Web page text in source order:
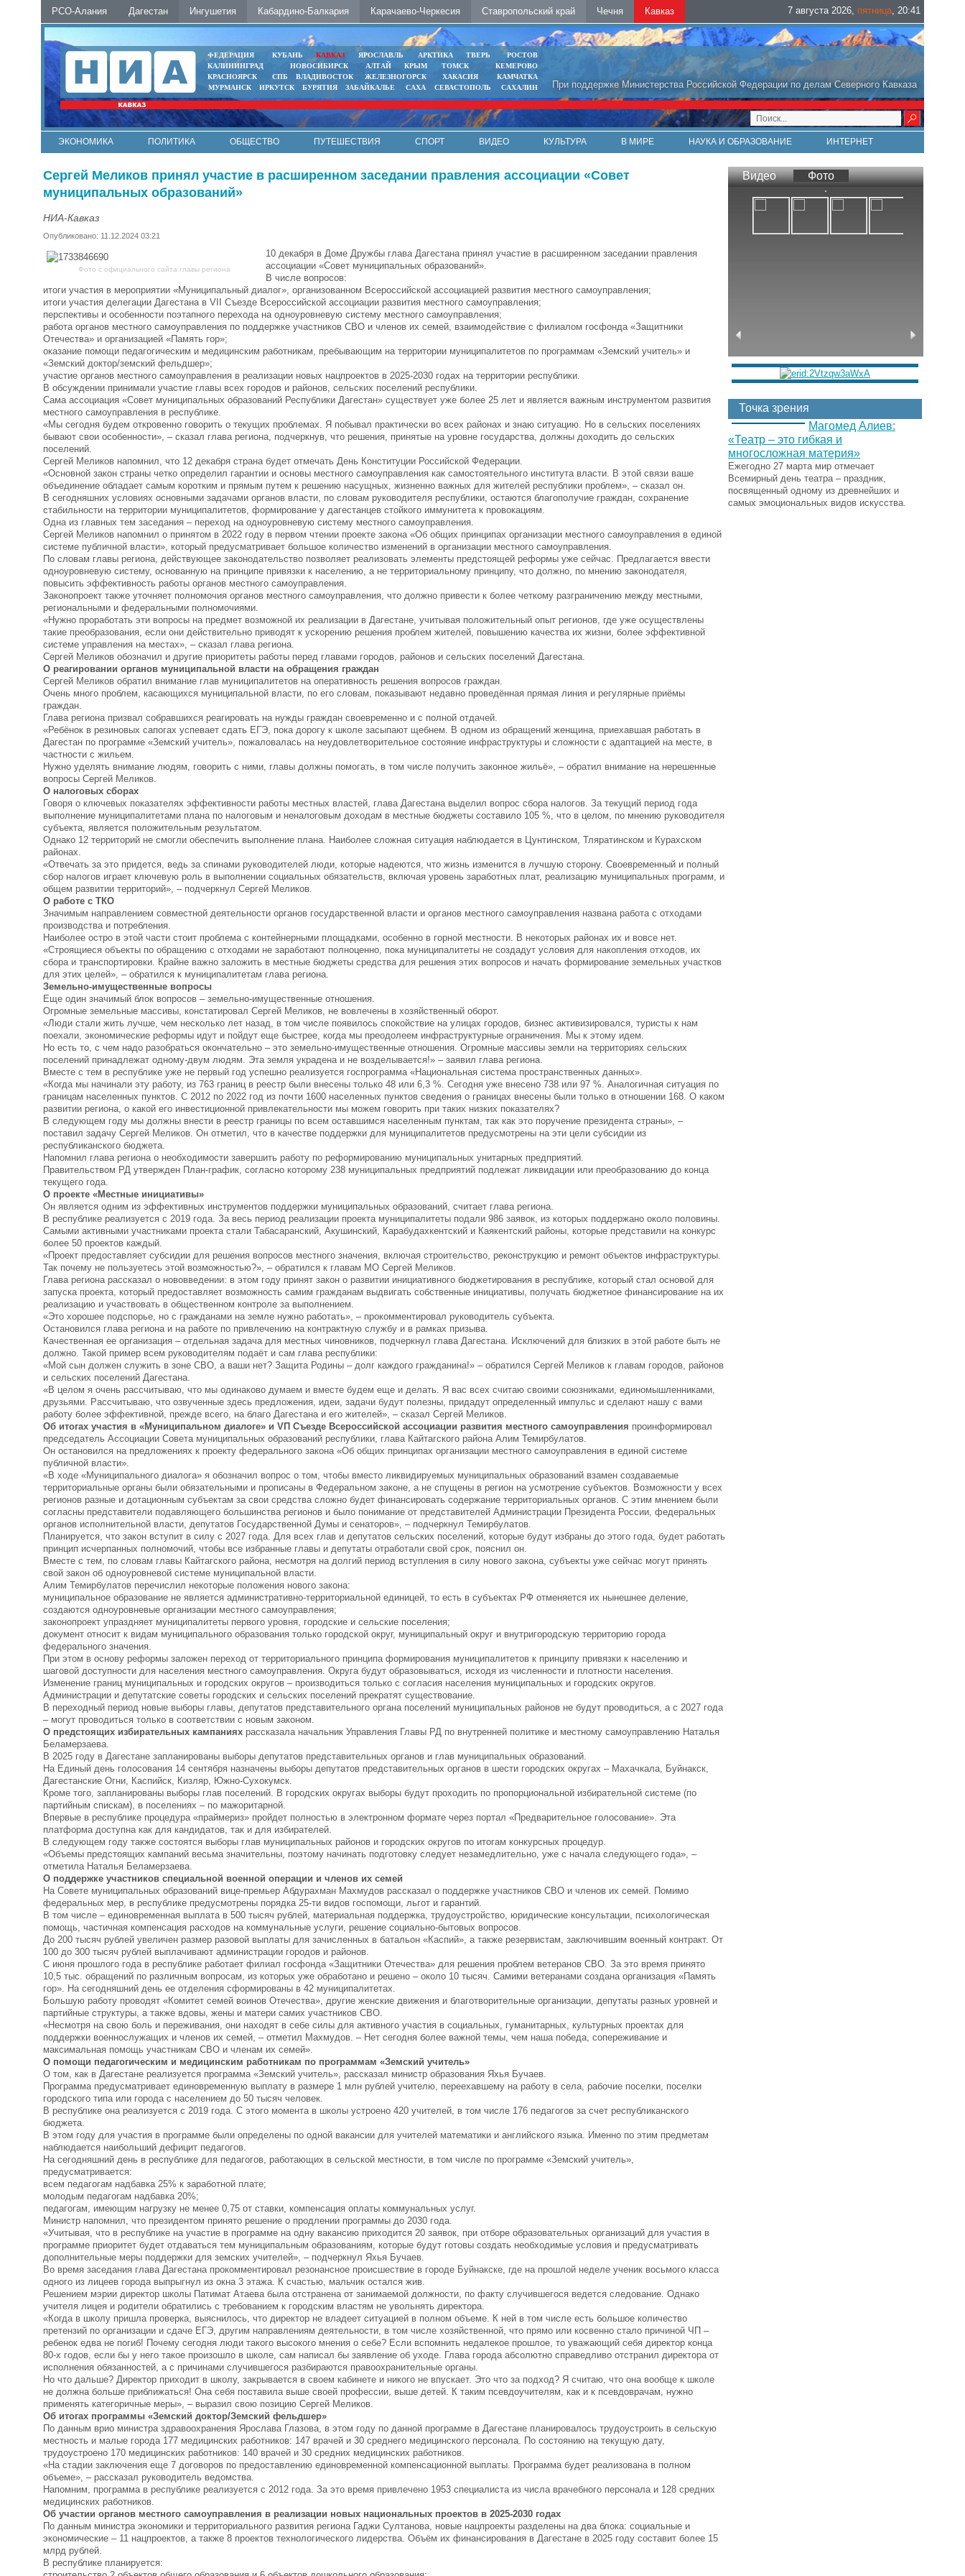
РСО-Алания Дагестан Ингушетия Кабардино-Балкария Карачаево-Черкесия Ставропольский край Чечня Кавказ 7 августа 2026, пятница, 20:41
При поддержке Министерства Российской Федерации по делам Северного Кавказа
ФЕДЕРАЦИЯ КУБАНЬ КАВКАЗ ЯРОСЛАВЛЬ АРКТИКА ТВЕРЬ
РОСТОВ
КАЛИНИНГРАД
НОВОСИБИРСК АЛТАЙ КРЫМ ТОМСК
КЕМЕРОВО
КРАСНОЯРСК
СПБ ВЛАДИВОСТОК ЖЕЛЕЗНОГОРСК ХАКАСИЯ
КАМЧАТКА
МУРМАНСК
ИРКУТСК БУРЯТИЯ ЗАБАЙКАЛЬЕ САХА СЕВАСТОПОЛЬ САХАЛИН
ЭКОНОМИКА ПОЛИТИКА ОБЩЕСТВО ПУТЕШЕСТВИЯ СПОРТ ВИДЕО КУЛЬТУРА В МИРЕ НАУКА И ОБРАЗОВАНИЕ
ИНТЕРНЕТ
Сергей Меликов принял участие в расширенном заседании правления ассоциации «Совет
муниципальных образований»
НИА-Кавказ
Опубликовано: 11.12.2024 03:21
Фото с официального сайта главы региона
10 декабря в Доме Дружбы глава Дагестана принял участие в расширенном заседании правления
ассоциации «Совет муниципальных образований».
В числе вопросов:
итоги участия в мероприятии «Муниципальный диалог», организованном Всероссийской ассоциацией развития местного самоуправления;
итоги участия делегации Дагестана в VII Съезде Всероссийской ассоциации развития местного самоуправления;
перспективы и особенности поэтапного перехода на одноуровневую систему местного самоуправления;
работа органов местного самоуправления по поддержке участников СВО и членов их семей, взаимодействие с филиалом госфонда «Защитники
Отечества» и организацией «Память гор»;
оказание помощи педагогическим и медицинским работникам, пребывающим на территории муниципалитетов по программам «Земский учитель» и
«Земский доктор/земский фельдшер»;
участие органов местного самоуправления в реализации новых нацпроектов в 2025-2030 годах на территории республики.
В обсуждении принимали участие главы всех городов и районов, сельских поселений республики.
Сама ассоциация «Совет муниципальных образований Республики Дагестан» существует уже более 25 лет и является важным инструментом развития
местного самоуправления в республике.
«Мы сегодня будем откровенно говорить о текущих проблемах. Я побывал практически во всех районах и знаю ситуацию. Но в сельских поселениях
бывают свои особенности», – сказал глава региона, подчеркнув, что решения, принятые на уровне государства, должны доходить до сельских
поселений.
Сергей Меликов напомнил, что 12 декабря страна будет отмечать День Конституции Российской Федерации.
«Основной закон страны четко определил гарантии и основы местного самоуправления как самостоятельного института власти. В этой связи ваше
объединение обладает самым коротким и прямым путем к решению насущных, жизненно важных для жителей республики проблем», – сказал он.
В сегодняшних условиях основными задачами органов власти, по словам руководителя республики, остаются благополучие граждан, сохранение
стабильности на территории муниципалитетов, формирование у дагестанцев стойкого иммунитета к провокациям.
Одна из главных тем заседания – переход на одноуровневую систему местного самоуправления.
Сергей Меликов напомнил о принятом в 2022 году в первом чтении проекте закона «Об общих принципах организации местного самоуправления в единой
системе публичной власти», который предусматривает большое количество изменений в организации местного самоуправления.
По словам главы региона, действующее законодательство позволяет реализовать элементы предстоящей реформы уже сейчас. Предлагается ввести
одноуровневую систему, основанную на принципе привязки к населению, а не территориальному принципу, что должно, по мнению законодателя,
повысить эффективность работы органов местного самоуправления.
Законопроект также уточняет полномочия органов местного самоуправления, что должно привести к более четкому разграничению между местными,
региональными и федеральными полномочиями.
«Нужно проработать эти вопросы на предмет возможной их реализации в Дагестане, учитывая положительный опыт регионов, где уже осуществлены
такие преобразования, если они действительно приводят к ускорению решения проблем жителей, повышению качества их жизни, более эффективной
системе управления на местах», – сказал глава региона.
Сергей Меликов обозначил и другие приоритеты работы перед главами городов, районов и сельских поселений Дагестана.
О реагировании органов муниципальной власти на обращения граждан
Сергей Меликов обратил внимание глав муниципалитетов на оперативность решения вопросов граждан.
Очень много проблем, касающихся муниципальной власти, по его словам, показывают недавно проведённая прямая линия и регулярные приёмы
граждан.
Глава региона призвал собравшихся реагировать на нужды граждан своевременно и с полной отдачей.
«Ребёнок в резиновых сапогах успевает сдать ЕГЭ, пока дорогу к школе засыпают щебнем. В одном из обращений женщина, приехавшая работать в
Дагестан по программе «Земский учитель», пожаловалась на неудовлетворительное состояние инфраструктуры и сложности с адаптацией на месте, в
частности с жильем.
Нужно уделять внимание людям, говорить с ними, главы должны помогать, в том числе получить законное жильё», – обратил внимание на нерешенные
вопросы Сергей Меликов.
О налоговых сборах
Говоря о ключевых показателях эффективности работы местных властей, глава Дагестана выделил вопрос сбора налогов. За текущий период года
выполнение муниципалитетами плана по налоговым и неналоговым доходам в местные бюджеты составило 105 %, что в целом, по мнению руководителя
субъекта, является положительным результатом.
Однако 12 территорий не смогли обеспечить выполнение плана. Наиболее сложная ситуация наблюдается в Цунтинском, Тляратинском и Курахском
районах.
«Отвечать за это придется, ведь за спинами руководителей люди, которые надеются, что жизнь изменится в лучшую сторону. Своевременный и полный
сбор налогов играет ключевую роль в выполнении социальных обязательств, включая уровень заработных плат, реализацию муниципальных программ, и
общем развитии территорий», – подчеркнул Сергей Меликов.
О работе с ТКО
Значимым направлением совместной деятельности органов государственной власти и органов местного самоуправления названа работа с отходами
производства и потребления.
Наиболее остро в этой части стоит проблема с контейнерными площадками, особенно в горной местности. В некоторых районах их и вовсе нет.
«Строящиеся объекты по обращению с отходами не заработают полноценно, пока муниципалитеты не создадут условия для накопления отходов, их
сбора и транспортировки. Крайне важно заложить в местные бюджеты средства для решения этих вопросов и начать формирование земельных участков
для этих целей», – обратился к муниципалитетам глава региона.
Земельно-имущественные вопросы
Еще один значимый блок вопросов – земельно-имущественные отношения.
Огромные земельные массивы, констатировал Сергей Меликов, не вовлечены в хозяйственный оборот.
«Люди стали жить лучше, чем несколько лет назад, в том числе появилось спокойствие на улицах городов, бизнес активизировался, туристы к нам
поехали, экономические реформы идут и пойдут еще быстрее, когда мы преодолеем инфраструктурные ограничения. Мы к этому идем.
Но есть то, с чем надо разобраться окончательно – это земельно-имущественные отношения. Огромные массивы земли на территориях сельских
поселений принадлежат одному-двум людям. Эта земля украдена и не возделывается!» – заявил глава региона.
Вместе с тем в республике уже не первый год успешно реализуется госпрограмма «Национальная система пространственных данных».
«Когда мы начинали эту работу, из 763 границ в реестр были внесены только 48 или 6,3 %. Сегодня уже внесено 738 или 97 %. Аналогичная ситуация по
границам населенных пунктов. С 2012 по 2022 год из почти 1600 населенных пунктов сведения о границах внесены были только в отношении 168. О каком
развитии региона, о какой его инвестиционной привлекательности мы можем говорить при таких низких показателях?
В следующем году мы должны внести в реестр границы по всем оставшимся населенным пунктам, так как это поручение президента страны», –
поставил задачу Сергей Меликов. Он отметил, что в качестве поддержки для муниципалитетов предусмотрены на эти цели субсидии из
республиканского бюджета.
Напомнил глава региона о необходимости завершить работу по реформированию муниципальных унитарных предприятий.
Правительством РД утвержден План-график, согласно которому 238 муниципальных предприятий подлежат ликвидации или преобразованию до конца
текущего года.
О проекте «Местные инициативы»
Он является одним из эффективных инструментов поддержки муниципальных образований, считает глава региона.
В республике реализуется с 2019 года. За весь период реализации проекта муниципалитеты подали 986 заявок, из которых поддержано около половины.
Самыми активными участниками проекта стали Табасаранский, Акушинский, Карабудахкентский и Каякентский районы, которые представили на конкурс
более 50 проектов каждый.
«Проект предоставляет субсидии для решения вопросов местного значения, включая строительство, реконструкцию и ремонт объектов инфраструктуры.
Так почему не пользуетесь этой возможностью?», – обратился к главам МО Сергей Меликов.
Глава региона рассказал о нововведении: в этом году принят закон о развитии инициативного бюджетирования в республике, который стал основой для
запуска проекта, который предоставляет возможность самим гражданам выдвигать собственные инициативы, получать бюджетное финансирование на их
реализацию и участвовать в общественном контроле за выполнением.
«Это хорошее подспорье, но с гражданами на земле нужно работать», – прокомментировал руководитель субъекта.
Остановился глава региона и на работе по привлечению на контрактную службу и в рамках призыва.
Качественная ее организация – отдельная задача для местных чиновников, подчеркнул глава Дагестана. Исключений для близких в этой работе быть не
должно. Такой пример всем руководителям подаёт и сам глава республики:
«Мой сын должен служить в зоне СВО, а ваши нет? Защита Родины – долг каждого гражданина!» – обратился Сергей Меликов к главам городов, районов
и сельских поселений Дагестана.
«В целом я очень рассчитываю, что мы одинаково думаем и вместе будем еще и делать. Я вас всех считаю своими союзниками, единомышленниками,
друзьями. Рассчитываю, что озвученные здесь предложения, идеи, задачи будут полезны, придадут определенный импульс и сделают нашу с вами
работу более эффективной, прежде всего, на благо Дагестана и его жителей», – сказал Сергей Меликов.
Об итогах участия в «Муниципальном диалоге» и VП Съезде Всероссийской ассоциации развития местного самоуправления проинформировал
председатель Ассоциации Совета муниципальных образований республики, глава Кайтагского района Алим Темирбулатов.
Он остановился на предложениях к проекту федерального закона «Об общих принципах организации местного самоуправления в единой системе
публичной власти».
«В ходе «Муниципального диалога» я обозначил вопрос о том, чтобы вместо ликвидируемых муниципальных образований взамен создаваемые
территориальные органы были обязательными и прописаны в Федеральном законе, а не спущены в регион на усмотрение субъектов. Возможности у всех
регионов разные и дотационным субъектам за свои средства сложно будет финансировать содержание территориальных органов. С этим мнением были
согласны представители подавляющего большинства регионов и было понимание от представителей Администрации Президента России, федеральных
органов исполнительной власти, депутатов Государственной Думы и сенаторов», – подчеркнул Темирбулатов.
Планируется, что закон вступит в силу с 2027 года. Для всех глав и депутатов сельских поселений, которые будут избраны до этого года, будет работать
принцип исчерпанных полномочий, чтобы все избранные главы и депутаты отработали свой срок, пояснил он.
Вместе с тем, по словам главы Кайтагского района, несмотря на долгий период вступления в силу нового закона, субъекты уже сейчас могут принять
свой закон об одноуровневой системе муниципальной власти.
Алим Темирбулатов перечислил некоторые положения нового закона:
муниципальное образование не является административно-территориальной единицей, то есть в субъектах РФ отменяется их нынешнее деление,
создаются одноуровневые организации местного самоуправления;
законопроект упраздняет муниципалитеты первого уровня, городские и сельские поселения;
документ относит к видам муниципального образования только городской округ, муниципальный округ и внутригородскую территорию города
федерального значения.
При этом в основу реформы заложен переход от территориального принципа формирования муниципалитетов к принципу привязки к населению и
шаговой доступности для населения местного самоуправления. Округа будут образовываться, исходя из численности и плотности населения.
Изменение границ муниципальных и городских округов – производиться только с согласия населения муниципальных и городских округов.
Администрации и депутатские советы городских и сельских поселений прекратят существование.
В переходный период новые выборы главы, депутатов представительного органа поселений муниципальных районов не будут проводиться, а с 2027 года
– могут проводиться только в соответствии с новым законом.
О предстоящих избирательных кампаниях рассказала начальник Управления Главы РД по внутренней политике и местному самоуправлению Наталья
Беламерзаева.
В 2025 году в Дагестане запланированы выборы депутатов представительных органов и глав муниципальных образований.
На Единый день голосования 14 сентября назначены выборы депутатов представительных органов в шести городских округах – Махачкала, Буйнакск,
Дагестанские Огни, Каспийск, Кизляр, Южно-Сухокумск.
Кроме того, запланированы выборы глав поселений. В городских округах выборы будут проходить по пропорциональной избирательной системе (по
партийным спискам), в поселениях – по мажоритарной.
Впервые в республике процедура «праймериз» пройдет полностью в электронном формате через портал «Предварительное голосование». Эта
платформа доступна как для кандидатов, так и для избирателей.
В следующем году также состоятся выборы глав муниципальных районов и городских округов по итогам конкурсных процедур.
«Объемы предстоящих кампаний весьма значительны, поэтому начинать подготовку следует незамедлительно, уже с начала следующего года», –
отметила Наталья Беламерзаева.
О поддержке участников специальной военной операции и членов их семей
На Совете муниципальных образований вице-премьер Абдурахман Махмудов рассказал о поддержке участников СВО и членов их семей. Помимо
федеральных мер, в республике предусмотрены порядка 25-ти видов госпомощи, льгот и гарантий.
В том числе – единовременная выплата в 500 тысяч рублей, материальная поддержка, трудоустройство, юридические консультации, психологическая
помощь, частичная компенсация расходов на коммунальные услуги, решение социально-бытовых вопросов.
До 200 тысяч рублей увеличен размер разовой выплаты для зачисленных в батальон «Каспий», а также резервистам, заключившим военный контракт. От
100 до 300 тысяч рублей выплачивают администрации городов и районов.
С июня прошлого года в республике работает филиал госфонда «Защитники Отечества» для решения проблем ветеранов СВО. За это время принято
10,5 тыс. обращений по различным вопросам, из которых уже обработано и решено – около 10 тысяч. Самими ветеранами создана организация «Память
гор». На сегодняшний день ее отделения сформированы в 42 муниципалитетах.
Большую работу проводят «Комитет семей воинов Отечества», другие женские движения и благотворительные организации, депутаты разных уровней и
партийные структуры, а также вдовы, жены и матери самих участников СВО.
«Несмотря на свою боль и переживания, они находят в себе силы для активного участия в социальных, гуманитарных, культурных проектах для
поддержки военнослужащих и членов их семей, – отметил Махмудов. – Нет сегодня более важной темы, чем наша победа, сопереживание и
максимальная помощь участникам СВО и членам их семей».
О помощи педагогическим и медицинским работникам по программам «Земский учитель»
О том, как в Дагестане реализуется программа «Земский учитель», рассказал министр образования Яхья Бучаев.
Программа предусматривает единовременную выплату в размере 1 млн рублей учителю, переехавшему на работу в села, рабочие поселки, поселки
городского типа или города с населением до 50 тысяч человек.
В республике она реализуется с 2019 года. С этого момента в школы устроено 420 учителей, в том числе 176 педагогов за счет республиканского
бюджета.
В этом году для участия в программе были определены по одной вакансии для учителей математики и английского языка. Именно по этим предметам
наблюдается наибольший дефицит педагогов.
На сегодняшний день в республике для педагогов, работающих в сельской местности, в том числе по программе «Земский учитель»,
предусматривается:
всем педагогам надбавка 25% к заработной плате;
молодым педагогам надбавка 20%;
педагогам, имеющим нагрузку не менее 0,75 от ставки, компенсация оплаты коммунальных услуг.
Министр напомнил, что президентом принято решение о продлении программы до 2030 года.
«Учитывая, что в республике на участие в программе на одну вакансию приходится 20 заявок, при отборе образовательных организаций для участия в
программе приоритет будет отдаваться тем муниципальным образованиям, которые будут готовы создать необходимые условия и предусматривать
дополнительные меры поддержки для земских учителей», – подчеркнул Яхья Бучаев.
Во время заседания глава Дагестана прокомментировал резонансное происшествие в городе Буйнакске, где на прошлой неделе ученик восьмого класса
одного из лицеев города выпрыгнул из окна 3 этажа. К счастью, мальчик остался жив.
Решением мэрии директор школы Патимат Атаева была отстранена от занимаемой должности, по факту случившегося ведется следование. Однако
учителя лицея и родители обратились с требованием к городским властям не увольнять директора.
«Когда в школу пришла проверка, выяснилось, что директор не владеет ситуацией в полном объеме. К ней в том числе есть большое количество
претензий по организации и сдаче ЕГЭ, другим направлениям деятельности, в том числе хозяйственной, что прямо или косвенно стало причиной ЧП –
ребенок едва не погиб! Почему сегодня люди такого высокого мнения о себе? Если вспомнить недалекое прошлое, то уважающий себя директор конца
80-х годов, если бы у него такое произошло в школе, сам написал бы заявление об уходе. Глава города абсолютно справедливо отстранил директора от
исполнения обязанностей, а с причинами случившегося разбираются правоохранительные органы.
Но что дальше? Директор приходит в школу, закрывается в своем кабинете и никого не впускает. Это что за подход? Я считаю, что она вообще к школе
не должна больше приближаться! Она себя поставила выше своей профессии, выше детей. К таким псевдоучителям, как и к псевдоврачам, нужно
применять категоричные меры», – выразил свою позицию Сергей Меликов.
Об итогах программы «Земский доктор/Земский фельдшер»
По данным врио министра здравоохранения Ярослава Глазова, в этом году по данной программе в Дагестане планировалось трудоустроить в сельскую
местность и малые города 177 медицинских работников: 147 врачей и 30 среднего медицинского персонала. По состоянию на текущую дату,
трудоустроено 170 медицинских работников: 140 врачей и 30 средних медицинских работников.
«На стадии заключения еще 7 договоров по предоставлению единовременной компенсационной выплаты. Программа будет реализована в полном
объеме», – рассказал руководитель ведомства.
Напомним, программа в республике реализуется с 2012 года. За это время привлечено 1953 специалиста из числа врачебного персонала и 128 средних
медицинских работников.
Об участии органов местного самоуправления в реализации новых национальных проектов в 2025-2030 годах
По данным министра экономики и территориального развития региона Гаджи Султанова, новые нацпроекты разделены на два блока: социальные и
экономические – 11 нацпроектов, а также 8 проектов технологического лидерства. Объём их финансирования в Дагестане в 2025 году составит более 15
млрд рублей.
В республике планируется:
Видео Фото
Точка зрения
Магомед Алиев:
«Театр – это гибкая и
многосложная материя»
Ежегодно 27 марта мир отмечает
Всемирный день театра – праздник,
посвященный одному из древнейших и
самых эмоциональных видов искусства.